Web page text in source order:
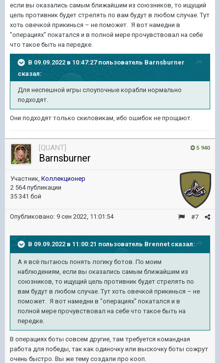
если вы оказались самым ближайшим из союзников, то ищущий
цель противник будет стрелять по вам будут в любом случае. Тут
хоть овечкой прикинься – не поможет. Я вот намедни в
"операциях" покатался и в полной мере прочувствовал на себе
что такое быть на передке.
В 09.09.2022 в 10:47:27 пользователь Barnsburner
сказал:
Для неспешной игры слоупочные корабли нормально
подходят.
Они подходят только скиловикам, ибо ошибок не прощают.
5 940
[QUANT]
Barnsburner
Участник, Коллекционер
2 564 публикации
35 341 бой
#7
Опубликовано: 9 сен 2022, 11:01:54
В 09.09.2022 в 11:00:21 пользователь Brennet сказал:
А я всё пытаюсь понять логику ботов. По моим
наблюдениям, если вы оказались самым ближайшим из
союзников, то ищущий цель противник будет стрелять по
вам будут в любом случае. Тут хоть овечкой прикинься – не
поможет. Я вот намедни в "операциях" покатался и в
полной мере прочувствовал на себе что такое быть на
передке.
В операциях боты совсем другие, там требуется командная
работа для победы, так как одиночку или выскочку боты сожрут
очень быстро. Вы же тему создали про кооп.